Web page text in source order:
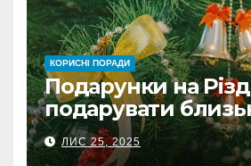
КОРИСНІ ПОРАДИ
Подарунки на
подарувати
Польщі
ЛИС 25, 2025